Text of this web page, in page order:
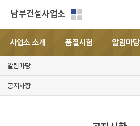
남부건설사업소
사업소 소개 품질시험 알림마당
알림마당
공지사항